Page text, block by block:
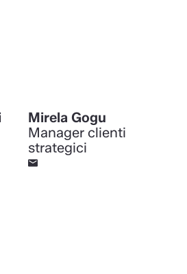
Mirela Gogu
Manager clienti
strategici